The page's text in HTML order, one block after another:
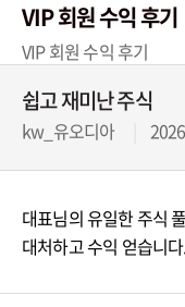
감정이 아닌 구조로
기대가 아닌 수급
희망이 아닌 시나리
결과를 통해
증명해 나가겠습
-유일한 배상 -
VIP 회원 수익 후기
VIP 회원 수익 후기
쉽고 재미난 주식
kw_유오디아
대표님의 유일한 주식
대처하고 수익 얻습니